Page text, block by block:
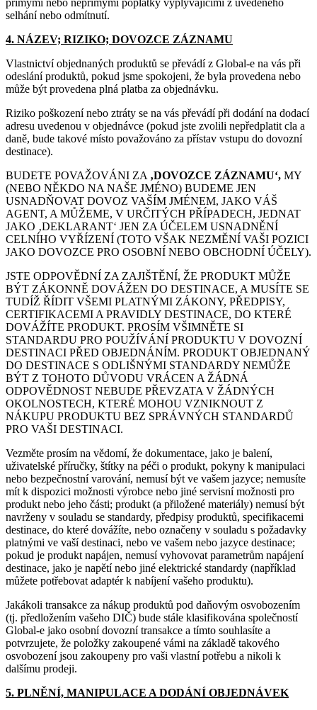
přímými nebo nepřímými poplatky vyplývajícími z uvedeného
selhání nebo odmítnutí.
4. NÁZEV; RIZIKO; DOVOZCE ZÁZNAMU
Vlastnictví objednaných produktů se převádí z Global-e na vás při
odeslání produktů, pokud jsme spokojeni, že byla provedena nebo
může být provedena plná platba za objednávku.
Riziko poškození nebo ztráty se na vás převádí při dodání na dodací
adresu uvedenou v objednávce (pokud jste zvolili nepředplatit cla a
daně, bude takové místo považováno za přístav vstupu do dovozní
destinace).
BUDETE POVAŽOVÁNI ZA ‚DOVOZCE ZÁZNAMU‘, MY
(NEBO NĚKDO NA NAŠE JMÉNO) BUDEME JEN
USNADŇOVAT DOVOZ VAŠÍM JMÉNEM, JAKO VÁŠ
AGENT, A MŮŽEME, V URČITÝCH PŘÍPADECH, JEDNAT
JAKO ‚DEKLARANT‘ JEN ZA ÚČELEM USNADNĚNÍ
CELNÍHO VYŘÍZENÍ (TOTO VŠAK NEZMĚNÍ VAŠI POZICI
JAKO DOVOZCE PRO OSOBNÍ NEBO OBCHODNÍ ÚČELY).
JSTE ODPOVĚDNÍ ZA ZAJIŠTĚNÍ, ŽE PRODUKT MŮŽE
BÝT ZÁKONNĚ DOVÁŽEN DO DESTINACE, A MUSÍTE SE
TUDÍŽ ŘÍDIT VŠEMI PLATNÝMI ZÁKONY, PŘEDPISY,
CERTIFIKACEMI A PRAVIDLY DESTINACE, DO KTERÉ
DOVÁŽÍTE PRODUKT. PROSÍM VŠIMNĚTE SI
STANDARDU PRO POUŽÍVÁNÍ PRODUKTU V DOVOZNÍ
DESTINACI PŘED OBJEDNÁNÍM. PRODUKT OBJEDNANÝ
DO DESTINACE S ODLIŠNÝMI STANDARDY NEMŮŽE
BÝT Z TOHOTO DŮVODU VRÁCEN A ŽÁDNÁ
ODPOVĚDNOST NEBUDE PŘEVZATA V ŽÁDNÝCH
OKOLNOSTECH, KTERÉ MOHOU VZNIKNOUT Z
NÁKUPU PRODUKTU BEZ SPRÁVNÝCH STANDARDŮ
PRO VAŠI DESTINACI.
Vezměte prosím na vědomí, že dokumentace, jako je balení,
uživatelské příručky, štítky na péči o produkt, pokyny k manipulaci
nebo bezpečnostní varování, nemusí být ve vašem jazyce; nemusíte
mít k dispozici možnosti výrobce nebo jiné servisní možnosti pro
produkt nebo jeho části; produkt (a přiložené materiály) nemusí být
navrženy v souladu se standardy, předpisy produktů, specifikacemi
destinace, do které dovážíte, nebo označeny v souladu s požadavky
platnými ve vaší destinaci, nebo ve vašem nebo jazyce destinace;
pokud je produkt napájen, nemusí vyhovovat parametrům napájení
destinace, jako je napětí nebo jiné elektrické standardy (například
můžete potřebovat adaptér k nabíjení vašeho produktu).
Jakákoli transakce za nákup produktů pod daňovým osvobozením
(tj. předložením vašeho DIČ) bude stále klasifikována společností
Global-e jako osobní dovozní transakce a tímto souhlasíte a
potvrzujete, že položky zakoupené vámi na základě takového
osvobození jsou zakoupeny pro vaši vlastní potřebu a nikoli k
dalšímu prodeji.
5. PLNĚNÍ, MANIPULACE A DODÁNÍ OBJEDNÁVEK